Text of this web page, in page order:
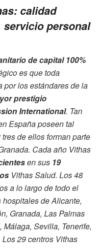
calidad
personal
de capital 100%
es que toda
por los estándares de la
prestigio
International. Tan
España poseen tal
de ellos forman parte
Cada año Vithas
en sus 19
Vithas Salud. Los 48
a lo largo de todo el
de Alicante,
Granada, Las Palmas
Sevilla, Tenerife,
29 centros Vithas